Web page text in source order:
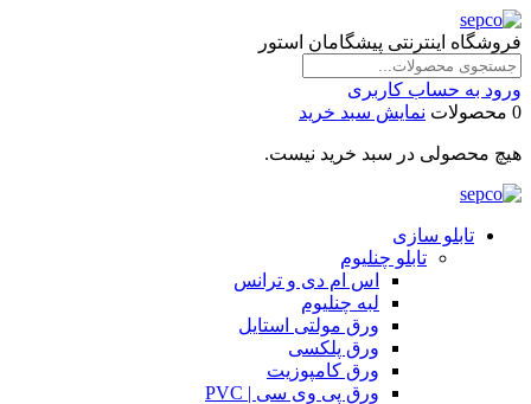
فروشگاه اینترنتی پیشگامان استور
ورود به حساب کاربری
0 محصولات
نمایش سبد خرید
هیچ محصولی در سبد خرید نیست.
تابلو سازی
تابلو چنلیوم
اس ام دی و ترانس
لبه چنلیوم
ورق مولتی استایل
ورق پلکسی
ورق کامپوزیت
ورق پی وی سی | PVC